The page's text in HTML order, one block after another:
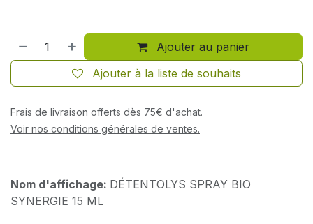
Ajouter au panier
Ajouter à la liste de souhaits
Frais de livraison offerts dès 75€ d'achat.
Voir nos conditions générales de ventes.
Nom d'affichage: DÉTENTOLYS SPRAY BIO
SYNERGIE 15 ML